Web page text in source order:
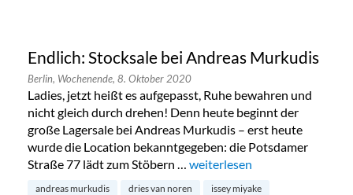
Endlich: Stocksale bei Andreas Murkudis
Berlin, Wochenende, 8. Oktober 2020
Ladies, jetzt heißt es aufgepasst, Ruhe bewahren und
nicht gleich durch drehen! Denn heute beginnt der
große Lagersale bei Andreas Murkudis – erst heute
wurde die Location bekanntgegeben: die Potsdamer
Straße 77 lädt zum Stöbern … „Endlich: Stocksale bei
weiterlesen
andreas murkudis dries van noren
issey miyake